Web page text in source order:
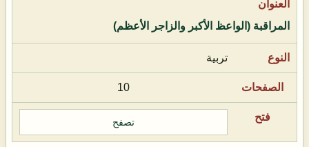
المراقبة (الواعظ الأكبر والزاجر الأعظم)
تربية
10
تصفح